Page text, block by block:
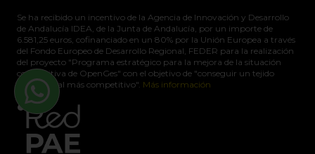
Se ha recibido un incentivo de la Agencia de Innovación y Desarrollo
de Andalucía IDEA, de la Junta de Andalucía, por un importe de
6.581,25 euros, cofinanciado en un 80% por la Unión Europea a través
del Fondo Europeo de Desarrollo Regional, FEDER para la realización
del proyecto "Programa estratégico para la mejora de la situación
competitiva de OpenGes" con el objetivo de "conseguir un tejido
empresarial más competitivo". Más información